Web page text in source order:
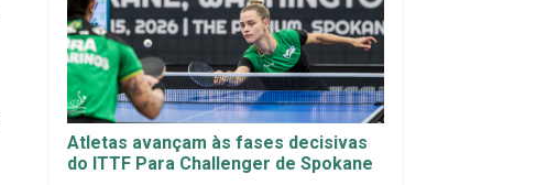
Atletas avançam às fases decisivas
do ITTF Para Challenger de Spokane